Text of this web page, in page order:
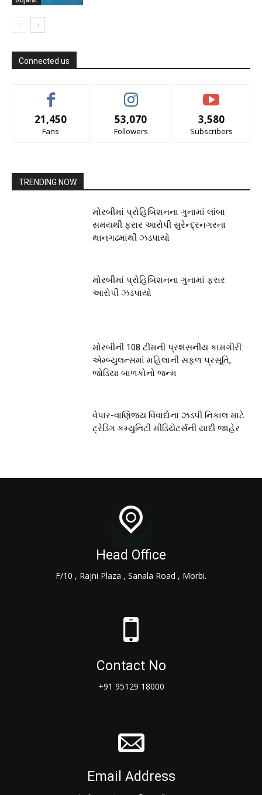
Connected us
21,450
Fans
53,070
Followers
3,580
Subscribers
TRENDING NOW
મોરબીમાં પ્રોહિબિશનના ગુનામાં લાંબા
સમયથી ફરાર આરોપી સુરેન્દ્રનગરના
થાનગઢમાંથી ઝડપાયો
મોરબીમાં પ્રોહિબિશનના ગુનામાં ફરાર
આરોપી ઝડપાયો
મોરબીની 108 ટીમની પ્રશંસનીય કામગીરી:
એમ્બ્યુલન્સમાં મહિલાની સફળ પ્રસૂતિ,
જોડિયા બાળકોનો જન્મ
વેપાર-વાણિજ્ય વિવાદોના ઝડપી નિકાલ માટે
ટ્રેડિંગ કમ્યુનિટી મીડિયેટર્સની યાદી જાહેર
Head Office
F/10 , Rajni Plaza , Sanala Road , Morbi.
Contact No
+91 95129 18000
Email Address